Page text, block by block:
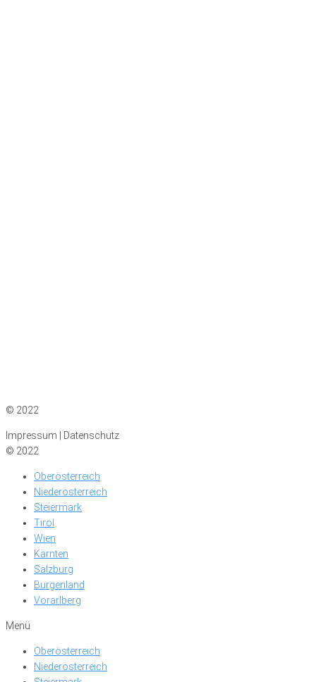
© 2022
Impressum | Datenschutz
© 2022
Oberösterreich
Niederösterreich
Steiermark
Tirol
Wien
Kärnten
Salzburg
Burgenland
Vorarlberg
Menü
Oberösterreich
Niederösterreich